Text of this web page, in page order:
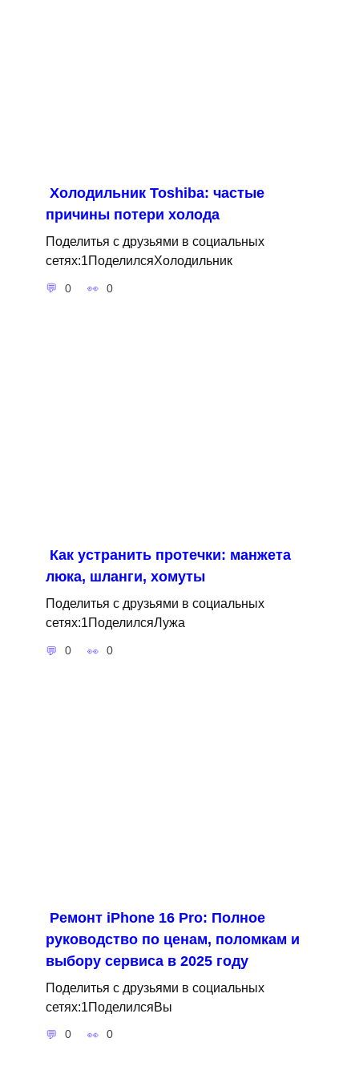
Холодильник Toshiba: частые
причины потери холода
Поделитья с друзьями в социальных
сетях:1ПоделилсяХолодильник
0 0
Как устранить протечки: манжета
люка, шланги, хомуты
Поделитья с друзьями в социальных
сетях:1ПоделилсяЛужа
0 0
Ремонт iPhone 16 Pro: Полное
руководство по ценам, поломкам и
выбору сервиса в 2025 году
Поделитья с друзьями в социальных
сетях:1ПоделилсяВы
0 0